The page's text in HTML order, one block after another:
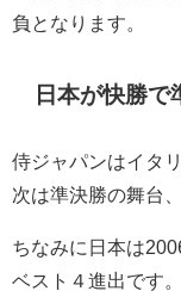
負となります。
日本が快勝で
侍ジャパンはイタ
次は準決勝の舞台
ちなみに日本は
ベスト４進出です。